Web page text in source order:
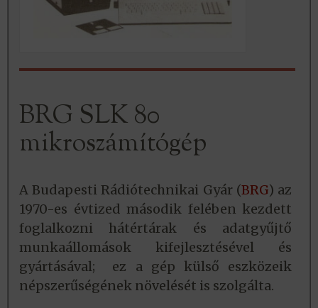
BRG SLK 80
mikroszámítógép
A Budapesti Rádiótechnikai Gyár (BRG) az
1970-es évtized második felében kezdett
foglalkozni hátértárak és adatgyűjtő
munkaállomások kifejlesztésével és
gyártásával; ez a gép külső eszközeik
népszerűségének növelését is szolgálta.